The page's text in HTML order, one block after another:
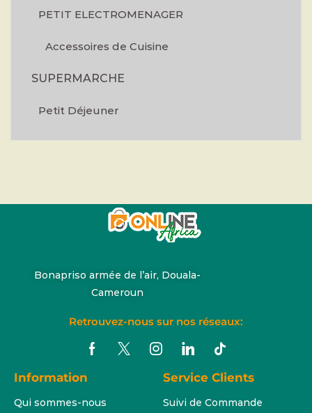
PETIT ELECTROMENAGER
Accessoires de Cuisine
SUPERMARCHE
Petit Déjeuner
Bonapriso armée de l’air, Douala-
Cameroun
Retrouvez-nous sur nos réseaux:
Information
Qui sommes-nous
Service Clients
Suivi de Commande